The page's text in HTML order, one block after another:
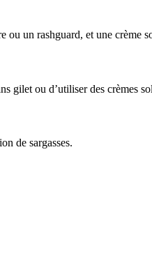
un rashguard, et une crème
gilet ou d’utiliser des crèmes
de sargasses.